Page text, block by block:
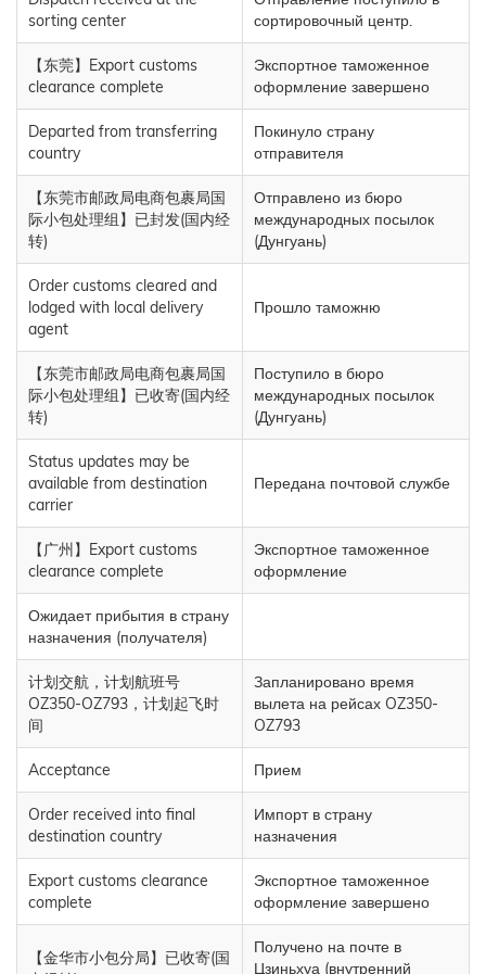
sorting center
сортировочный центр.
【东莞】Export customs
clearance complete
Экспортное таможенное
оформление завершено
Departed from transferring
country
Покинуло страну
отправителя
【东莞市邮政局电商包裹局国
际小包处理组】已封发(国内经
转)
Отправлено из бюро
международных посылок
(Дунгуань)
Order customs cleared and
lodged with local delivery
agent
Прошло таможню
【东莞市邮政局电商包裹局国
际小包处理组】已收寄(国内经
转)
Поступило в бюро
международных посылок
(Дунгуань)
Status updates may be
available from destination
carrier
Передана почтовой службе
【广州】Export customs
clearance complete
Экспортное таможенное
оформление
Ожидает прибытия в страну
назначения (получателя)
计划交航，计划航班号
OZ350-OZ793，计划起飞时
间
Запланировано время
вылета на рейсах OZ350-
OZ793
Acceptance Прием
Order received into final
destination country
Импорт в страну
назначения
Export customs clearance
complete
Экспортное таможенное
оформление завершено
【金华市小包分局】已收寄(国
Получено на почте в
Цзиньхуа (внутренний